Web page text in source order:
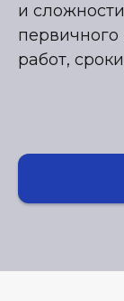
и
первичного
работ,